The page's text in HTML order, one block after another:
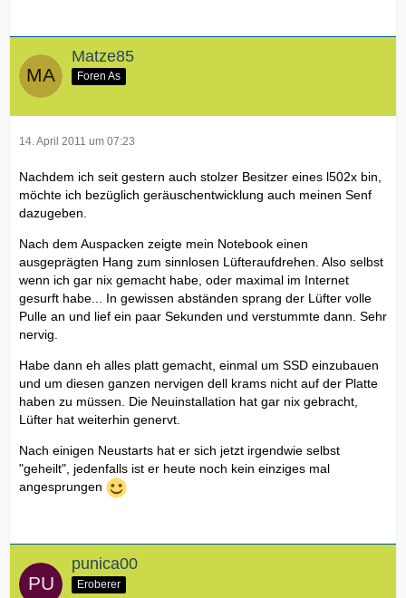
Matze85
Foren As
14. April 2011 um 07:23
Nachdem ich seit gestern auch stolzer Besitzer eines l502x bin,
möchte ich bezüglich geräuschentwicklung auch meinen Senf
dazugeben.
Nach dem Auspacken zeigte mein Notebook einen
ausgeprägten Hang zum sinnlosen Lüfteraufdrehen. Also selbst
wenn ich gar nix gemacht habe, oder maximal im Internet
gesurft habe... In gewissen abständen sprang der Lüfter volle
Pulle an und lief ein paar Sekunden und verstummte dann. Sehr
nervig.
Habe dann eh alles platt gemacht, einmal um SSD einzubauen
und um diesen ganzen nervigen dell krams nicht auf der Platte
haben zu müssen. Die Neuinstallation hat gar nix gebracht,
Lüfter hat weiterhin genervt.
Nach einigen Neustarts hat er sich jetzt irgendwie selbst
"geheilt", jedenfalls ist er heute noch kein einziges mal
angesprungen
punica00
Eroberer